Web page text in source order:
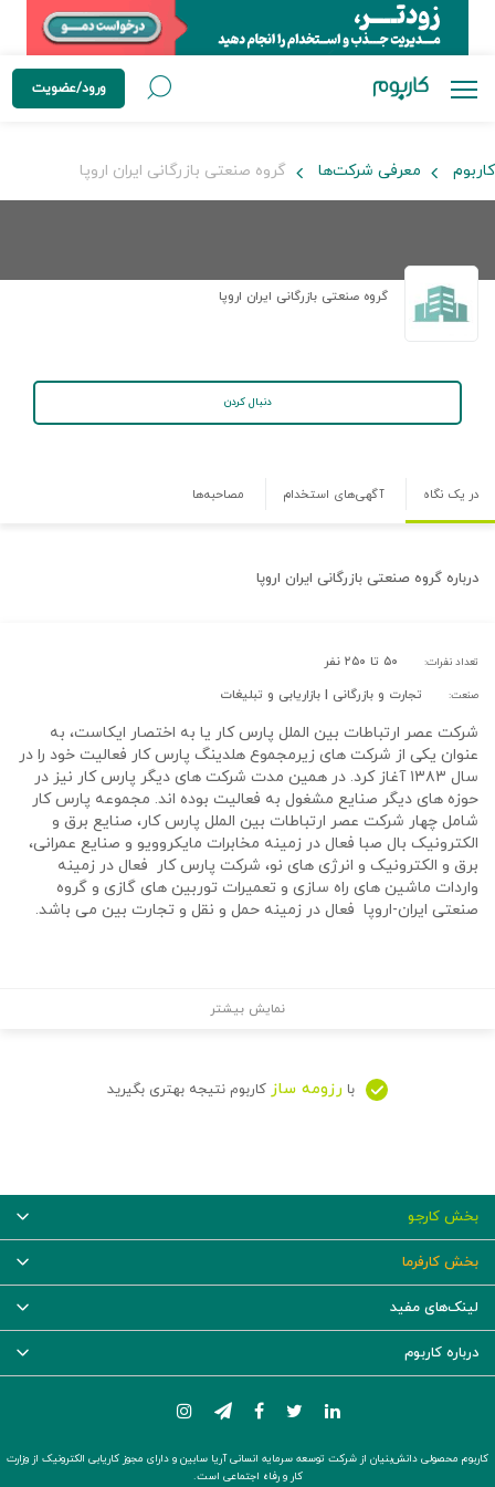
ورود/عضویت
کاربوم معرفی شرکت‌ها گروه صنعتی بازرگانی ایران اروپا
گروه صنعتی بازرگانی ایران اروپا
دنبال کردن
در یک نگاه آگهی‌های استخدام مصاحبه‌ها
درباره گروه صنعتی بازرگانی ایران اروپا
تعداد نفرات: ۵۰ تا ۲۵۰ نفر
صنعت: تجارت و بازرگانی | بازاریابی و تبلیغات
شرکت عصر ارتباطات بین الملل پارس کار یا به اختصار ایکاست، به
عنوان یکی از شرکت های زیرمجموع هلدینگ پارس کار فعالیت خود را در
سال ۱۳۸۳ آغاز کرد. در همین مدت شرکت های دیگر پارس کار نیز در
حوزه های دیگر صنایع مشغول به فعالیت بوده اند. مجموعه پارس کار
شامل چهار شرکت عصر ارتباطات بین الملل پارس کار، صنایع برق و
الکترونیک بال صبا فعال در زمینه مخابرات مایکروویو و صنایع عمرانی،
برق و الکترونیک و انرژی های نو، شرکت پارس کار فعال در زمینه
واردات ماشین های راه سازی و تعمیرات توربین های گازی و گروه
صنعتی ایران-اروپا فعال در زمینه حمل و نقل و تجارت بین می باشد.
نمایش بیشتر
با رزومه ساز کاربوم نتیجه بهتری بگیرید
بخش کارجو
بخش کارفرما
لینک‌های مفید
درباره کاربوم
کاربوم محصولی دانش‌بنیان از شرکت توسعه سرمایه انسانی آریا سابین و دارای مجوز کاریابی الکترونیک از وزارت
کار و رفاه اجتماعی است.